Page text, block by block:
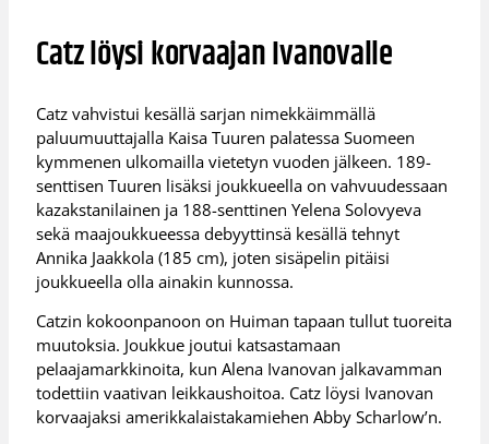
Catz löysi korvaajan Ivanovalle
Catz vahvistui kesällä sarjan nimekkäimmällä
paluumuuttajalla Kaisa Tuuren palatessa Suomeen
kymmenen ulkomailla vietetyn vuoden jälkeen. 189-
senttisen Tuuren lisäksi joukkueella on vahvuudessaan
kazakstanilainen ja 188-senttinen Yelena Solovyeva
sekä maajoukkueessa debyyttinsä kesällä tehnyt
Annika Jaakkola (185 cm), joten sisäpelin pitäisi
joukkueella olla ainakin kunnossa.
Catzin kokoonpanoon on Huiman tapaan tullut tuoreita
muutoksia. Joukkue joutui katsastamaan
pelaajamarkkinoita, kun Alena Ivanovan jalkavamman
todettiin vaativan leikkaushoitoa. Catz löysi Ivanovan
korvaajaksi amerikkalaistakamiehen Abby Scharlow’n.